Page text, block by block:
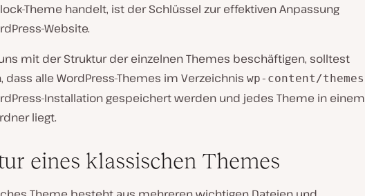
Theme handelt, ist der Schlüssel zur effektiven Anpassung
Website.
mit der Struktur der einzelnen Themes beschäftigen, solltest
dass alle WordPress-Themes im Verzeichnis wp-content/themes
Installation gespeichert werden und jedes Theme in einem
liegt.
eines klassischen Themes